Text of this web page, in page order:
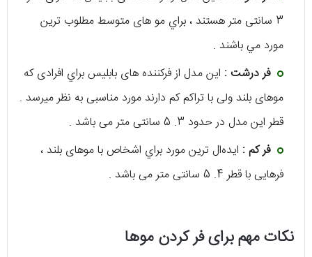
3 سانتی متر هستند ، براي مو های متوسط مطلوب ترین
مورد مي باشند .
فر درشت : این مدل از فرکننده های بابلیس براي افرادی که
موهای بلند ولی با تراکم کم دارند مورد مناسبی به نظر میرسد .
قطر این مدل در حدود 3. 5 سانتی متر می باشد .
فر کم : ایده‌ال ترین مورد براي اشخاص با موهای بلند ،
فرهایی با قطر 4. 5 سانتی متر می باشد .
نکات مهم برای فر کردن موها